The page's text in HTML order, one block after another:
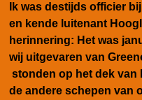
Ik was destijds officier
en kende luitenant
herinnering: Het was
wij uitgevaren van
stonden op het dek van
de andere schepen van